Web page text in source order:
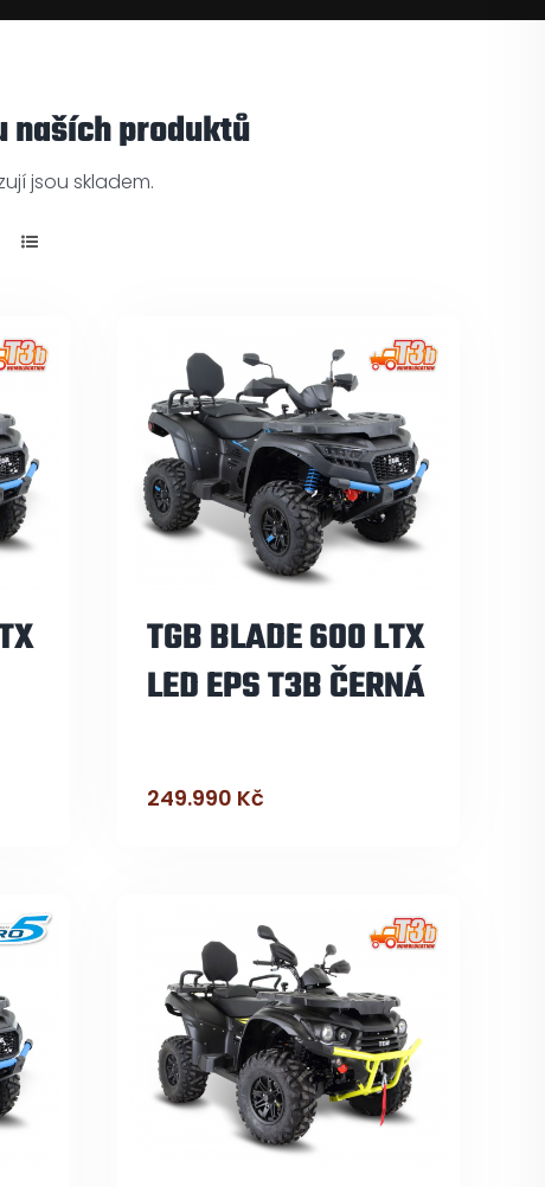
naších produktů
jsou skladem.
TGB BLADE 600 LTX
LED EPS T3B ČERNÁ
249.990 Kč